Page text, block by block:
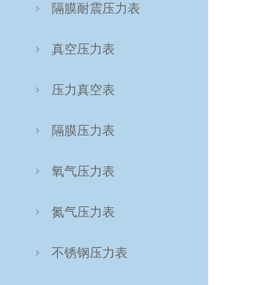
隔膜耐震压力表
真空压力表
压力真空表
隔膜压力表
氧气压力表
氮气压力表
不锈钢压力表